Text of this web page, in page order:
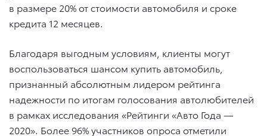
в размере 20% от стоимости автомобиля и сроке
кредита 12 месяцев.
Благодаря выгодным условиям, клиенты могут
воспользоваться шансом купить автомобиль,
признанный абсолютным лидером рейтинга
надежности по итогам голосования автолюбителей
в рамках исследования «Рейтинги «Авто Года —
2020». Более 96% участников опроса отметили